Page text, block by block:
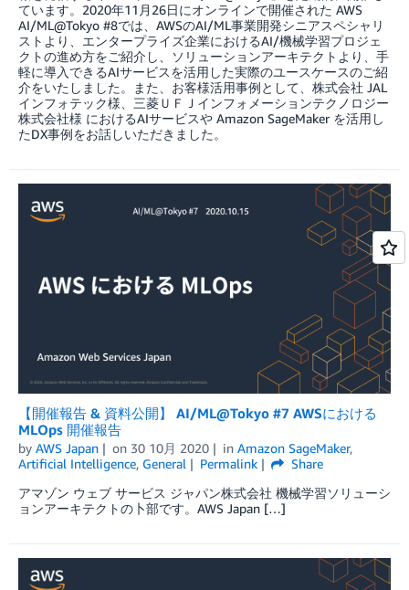
ています。2020年11月26日にオンラインで開催された AWS
AI/ML@Tokyo #8では、AWSのAI/ML事業開発シニアスペシャリ
ストより、エンタープライズ企業におけるAI/機械学習プロジェ
クトの進め方をご紹介し、ソリューションアーキテクトより、手
軽に導入できるAIサービスを活用した実際のユースケースのご紹
介をいたしました。また、お客様活用事例として、株式会社 JAL
インフォテック様、三菱ＵＦＪインフォメーションテクノロジー
株式会社様 におけるAIサービスや Amazon SageMaker を活用し
たDX事例をお話しいただきました。
【開催報告 & 資料公開】 AI/ML@Tokyo #7 AWSにおける
MLOps 開催報告
by AWS Japan on 30 10月 2020 in Amazon SageMaker,
Artificial Intelligence, General Permalink
Share
アマゾン ウェブ サービス ジャパン株式会社 機械学習ソリューシ
ョンアーキテクトの卜部です。AWS Japan […]